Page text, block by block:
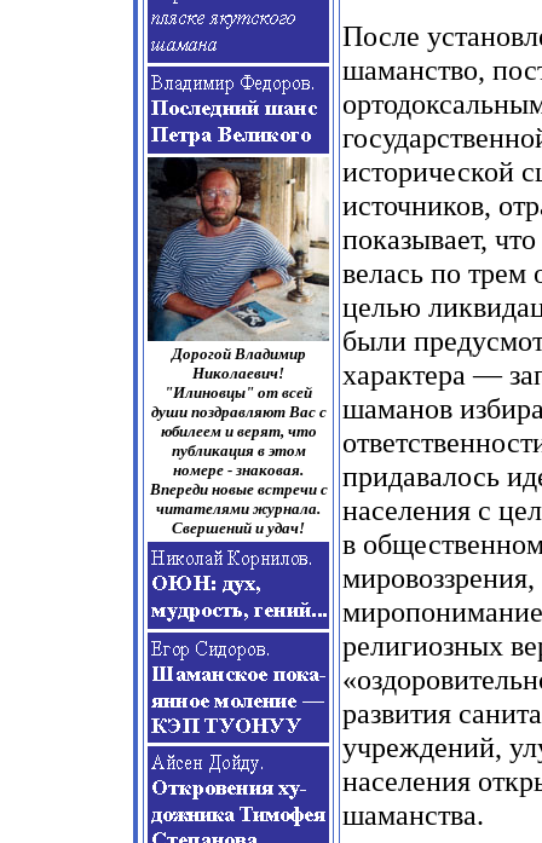
Дорогой Владимир
Николаевич!
"Илиновцы" от всей
души поздравляют Вас с
юбилеем и верят, что
публикация в этом
номере - знаковая.
Впереди новые встречи с
читателями журнала.
Свершений и удач!
После
шаманство,
исторической
источников,
показывает,
велась по
целью
были
характера —
шаманов
придавалось
населения с
в
религиозных
развития
учреждений,
населения
шаманства.